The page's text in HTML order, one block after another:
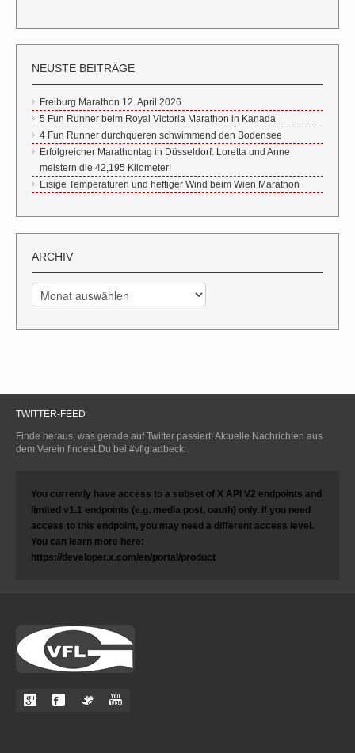
NEUSTE BEITRÄGE
Freiburg Marathon 12. April 2026
5 Fun Runner beim Royal Victoria Marathon in Kanada
4 Fun Runner durchqueren schwimmend den Bodensee
Erfolgreicher Marathontag in Düsseldorf: Loretta und Anne
meistern die 42,195 Kilometer!
Eisige Temperaturen und heftiger Wind beim Wien Marathon
ARCHIV
Archiv
TWITTER-FEED
Finde heraus, was gerade auf Twitter passiert! Aktuelle Nachrichten aus
dem Verein findest Du bei #vflgladbeck:
You currently have access to a subset of X API V2 endpoints and
limited v1.1 endpoints (e.g. media post, oauth) only. If you need
access to this endpoint, you may need a different access level.
You can learn more here:
https://developer.x.com/en/portal/product